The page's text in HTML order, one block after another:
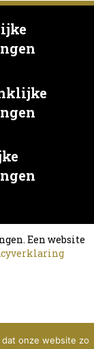
Een website
onze website zo